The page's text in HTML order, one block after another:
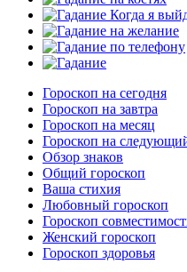
Гороскоп на сегодня
Гороскоп на завтра
Гороскоп на месяц
Гороскоп на
Обзор знаков
Общий гороскоп
Ваша стихия
Любовный гороскоп
Гороскоп
Женский гороскоп
Гороскоп здоровья